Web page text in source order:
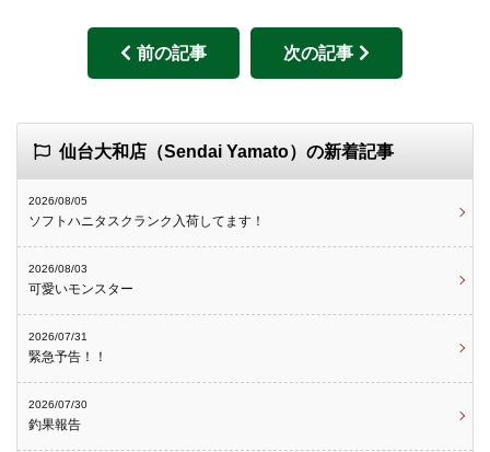
前の記事 次の記事
仙台大和店（Sendai Yamato）の新着記事
2026/08/05
ソフトハニタスクランク入荷してます！
2026/08/03
可愛いモンスター
2026/07/31
緊急予告！！
2026/07/30
釣果報告